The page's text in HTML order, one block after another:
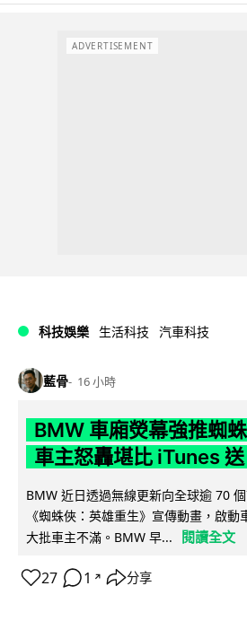
ADVERTISEMENT
科技娛樂 生活科技 汽車科技
藍骨 16 小時
BMW 車廂熒幕強推蜘
車主怒轟堪比 iTunes
BMW 近日透過無線更新向全球逾 70
《蜘蛛俠：英雄重生》宣傳動畫，啟
大批車主不滿。BMW 早...
閱讀全文
27 1 ↗ 分享